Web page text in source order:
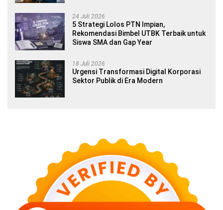
24 Juli 2026
5 Strategi Lolos PTN Impian,
Rekomendasi Bimbel UTBK Terbaik untuk
Siswa SMA dan Gap Year
18 Juli 2026
Urgensi Transformasi Digital Korporasi
Sektor Publik di Era Modern